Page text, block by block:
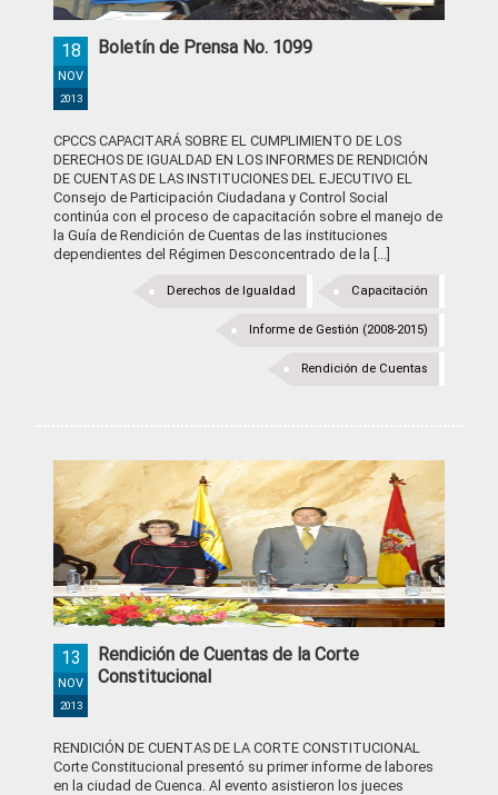
Boletín de Prensa No. 1099
18
NOV
2013
CPCCS CAPACITARÁ SOBRE EL CUMPLIMIENTO DE LOS
DERECHOS DE IGUALDAD EN LOS INFORMES DE RENDICIÓN
DE CUENTAS DE LAS INSTITUCIONES DEL EJECUTIVO EL
Consejo de Participación Ciudadana y Control Social
continúa con el proceso de capacitación sobre el manejo de
la Guía de Rendición de Cuentas de las instituciones
dependientes del Régimen Desconcentrado de la [...]
Capacitación
Derechos de Igualdad
Informe de Gestión (2008-2015)
Rendición de Cuentas
Rendición de Cuentas de la Corte
Constitucional
13
NOV
2013
RENDICIÓN DE CUENTAS DE LA CORTE CONSTITUCIONAL
Corte Constitucional presentó su primer informe de labores
en la ciudad de Cuenca. Al evento asistieron los jueces